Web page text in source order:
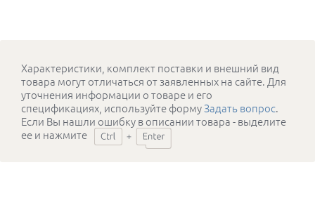
Характеристики, комплект поставки и внешний вид
товара могут отличаться от заявленных на сайте. Для
уточнения информации о товаре и его
спецификациях, используйте формуЗадать вопрос.
Если Вы нашли ошибку в описании товара - выделите
ее и нажмите